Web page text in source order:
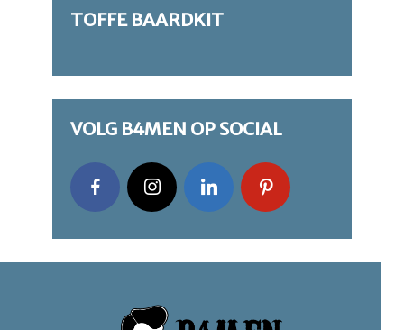
TOFFE BAARDKIT
VOLG B4MEN OP SOCIAL